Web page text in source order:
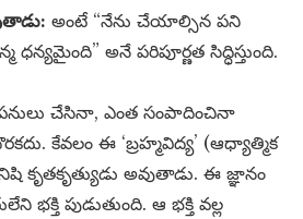
అంటే “నేను చేయాల్సిన పని
ధన్యమైంది” అనే పరిపూర్ణత సిద్ధిస్తుంది.
చేసినా, ఎంత సంపాదించినా
కేవలం ఈ ‘బ్రహ్మవిద్య’ (ఆధ్యాత్మిక
కృతకృత్యుడు అవుతాడు. ఈ జ్ఞానం
భక్తి పుడుతుంది. ఆ భక్తి వల్ల